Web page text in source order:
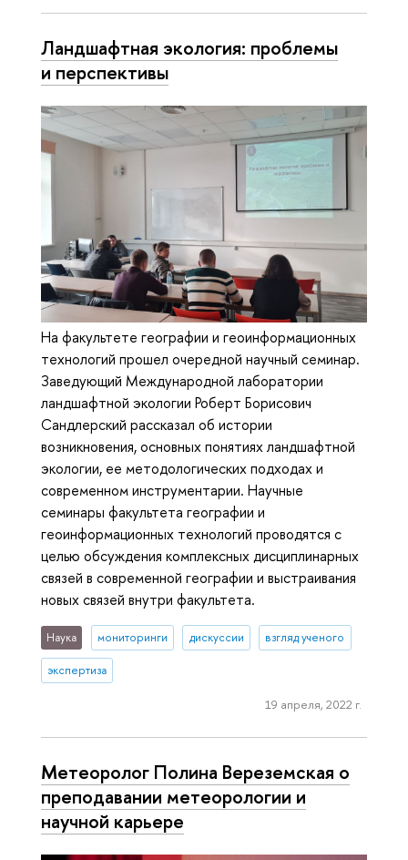
Ландшафтная экология: проблемы
и перспективы
На факультете географии и геоинформационных
технологий прошел очередной научный семинар.
Заведующий Международной лаборатории
ландшафтной экологии Роберт Борисович
Сандлерский рассказал об истории
возникновения, основных понятиях ландшафтной
экологии, ее методологических подходах и
современном инструментарии. Научные
семинары факультета географии и
геоинформационных технологий проводятся с
целью обсуждения комплексных дисциплинарных
связей в современной географии и выстраивания
новых связей внутри факультета.
Наука мониторинги дискуссии взгляд ученого
экспертиза
19 апреля, 2022 г.
Метеоролог Полина Вереземская о
преподавании метеорологии и
научной карьере